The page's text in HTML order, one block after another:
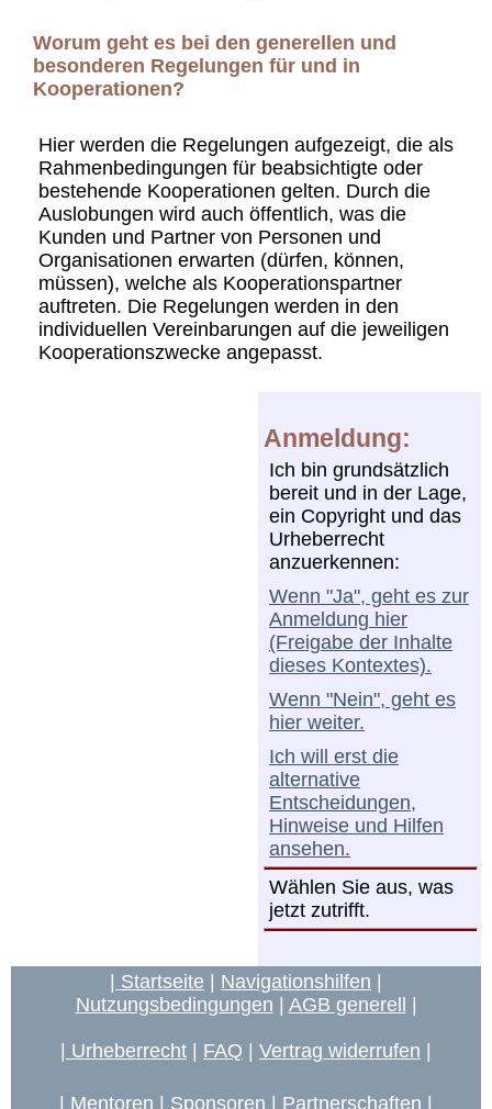
Worum geht es bei den generellen und
besonderen Regelungen für und in
Kooperationen?
Hier werden die Regelungen aufgezeigt, die als
Rahmenbedingungen für beabsichtigte oder
bestehende Kooperationen gelten. Durch die
Auslobungen wird auch öffentlich, was die
Kunden und Partner von Personen und
Organisationen erwarten (dürfen, können,
müssen), welche als Kooperationspartner
auftreten. Die Regelungen werden in den
individuellen Vereinbarungen auf die jeweiligen
Kooperationszwecke angepasst.
Anmeldung:
Ich bin grundsätzlich
bereit und in der Lage,
ein Copyright und das
Urheberrecht
anzuerkennen:
Wenn "Ja", geht es zur
Anmeldung hier
(Freigabe der Inhalte
dieses Kontextes).
Wenn "Nein", geht es
hier weiter.
Ich will erst die
alternative
Entscheidungen,
Hinweise und Hilfen
ansehen.
Wählen Sie aus, was
jetzt zutrifft.
| Startseite Navigationshilfen
Nutzungsbedingungen
AGB generell
| Urheberrecht FAQ Vertrag widerrufen
Mentoren Sponsoren Partnerschaften